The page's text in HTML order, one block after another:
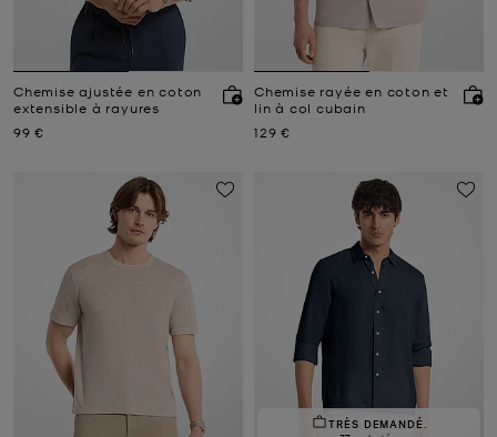
Chemise ajustée en coton
extensible à rayures
Prix actuel
99 €
Chemise rayée en coton et
lin à col cubain
Prix actuel
129 €
TRÈS DEMANDÉ.